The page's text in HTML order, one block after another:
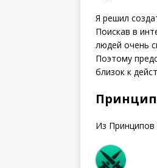
Я решил
Поискав в
людей очень
Поэтому
близок к
Из Принципов